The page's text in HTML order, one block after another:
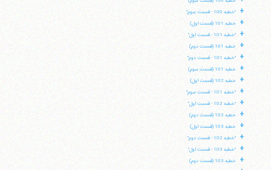
+ "خطبه 100 - قسمت سوم"
+ خطبه 101 (قسمت اول)
+ "خطبه 101 - قسمت اول"
+ خطبه 101 (قسمت دوم)
+ "خطبه 101 - قسمت دوم"
+ خطبه 101 (قسمت سوم)
+ خطبه 102 (قسمت اول)
+ "خطبه 101 - قسمت سوم"
+ "خطبه 102 - قسمت اول"
+ خطبه 102 (قسمت دوم)
+ خطبه 103 (قسمت اول)
+ "خطبه 102 - قسمت دوم"
+ "خطبه 103 - قسمت اول"
+ خطبه 103 (قسمت دوم)